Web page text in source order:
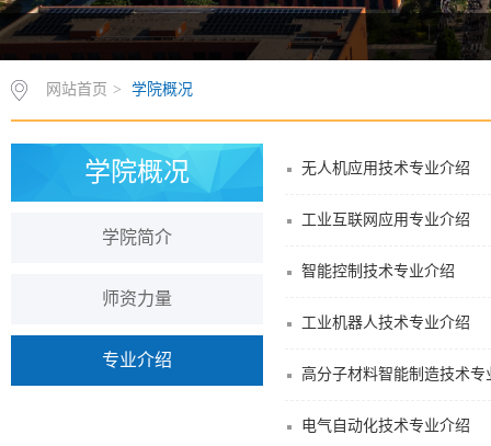
网站首页 > 学院概况
学院概况
学院简介
师资力量
专业介绍
无人机应用技术专业介绍
工业互联网应用专业介绍
智能控制技术专业介绍
工业机器人技术专业介绍
高分子材料智能制造技术专
电气自动化技术专业介绍